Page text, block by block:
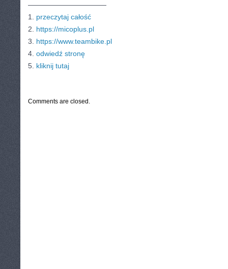
———————————
1. przeczytaj całość
2. https://micoplus.pl
3. https://www.teambike.pl
4. odwiedź stronę
5. kliknij tutaj
Comments are closed.